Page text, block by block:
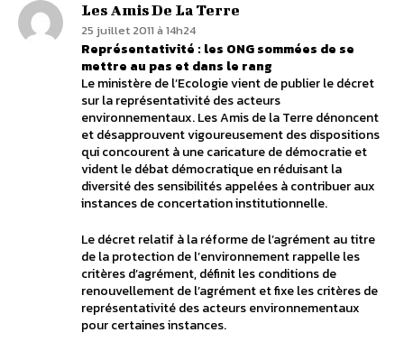
Les Amis De La Terre
25 juillet 2011 à 14h24
Représentativité : les ONG sommées de se
mettre au pas et dans le rang
Le ministère de l’Ecologie vient de publier le décret
sur la représentativité des acteurs
environnementaux. Les Amis de la Terre dénoncent
et désapprouvent vigoureusement des dispositions
qui concourent à une caricature de démocratie et
vident le débat démocratique en réduisant la
diversité des sensibilités appelées à contribuer aux
instances de concertation institutionnelle.
Le décret relatif à la réforme de l’agrément au titre
de la protection de l’environnement rappelle les
critères d’agrément, définit les conditions de
renouvellement de l’agrément et fixe les critères de
représentativité des acteurs environnementaux
pour certaines instances.